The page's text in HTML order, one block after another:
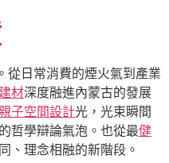
從日常消費的煙火氣到產業
材深度融進內蒙古的發展
子空間設計光，光束瞬間
哲學辯論氣泡。也從最健
、理念相融的新階段。